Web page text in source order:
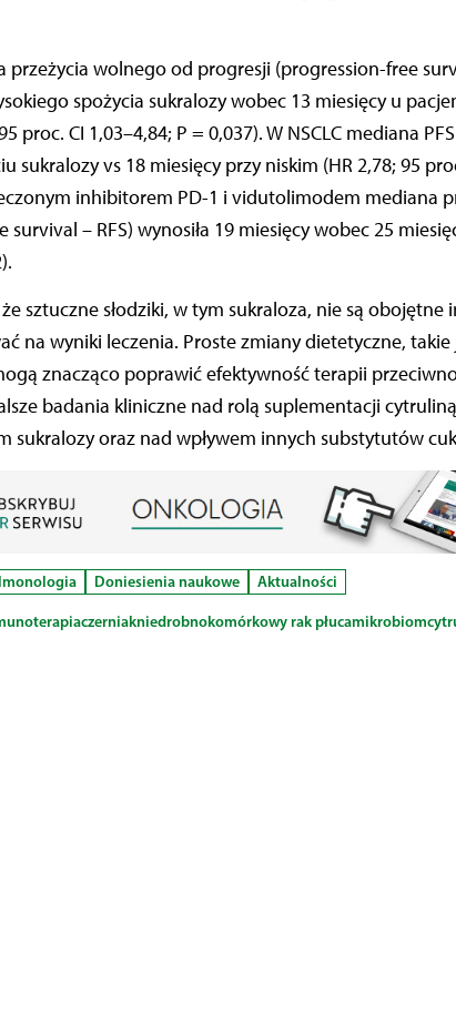
przeżycia wolnego od progresji (progression-free
spożycia sukralozy wobec 13 miesięcy u
proc. CI 1,03–4,84; P = 0,037). W NSCLC mediana
sukralozy vs 18 miesięcy przy niskim (HR 2,78; 95
inhibitorem PD-1 i vidutolimodem mediana
– RFS) wynosiła 19 miesięcy wobec 25
sztuczne słodziki, w tym sukraloza, nie są
na wyniki leczenia. Proste zmiany dietetyczne,
znacząco poprawić efektywność terapii
badania kliniczne nad rolą suplementacji
sukralozy oraz nad wpływem innych substytutów
Doniesienia naukowe
Aktualności
czerniakniedrobnokomórkowy rak płucamikrobiom